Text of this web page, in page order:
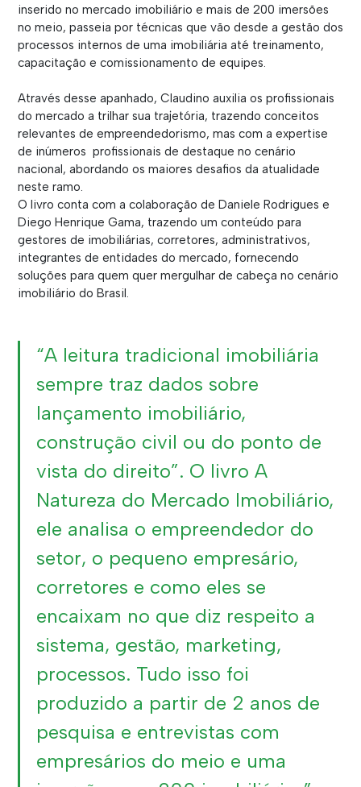
inserido no mercado imobiliário e mais de 200 imersões
no meio, passeia por técnicas que vão desde a gestão dos
processos internos de uma imobiliária até treinamento,
capacitação e comissionamento de equipes.
Através desse apanhado, Claudino auxilia os profissionais
do mercado a trilhar sua trajetória, trazendo conceitos
relevantes de empreendedorismo, mas com a expertise
de inúmeros profissionais de destaque no cenário
nacional, abordando os maiores desafios da atualidade
neste ramo.
O livro conta com a colaboração de Daniele Rodrigues e
Diego Henrique Gama, trazendo um conteúdo para
gestores de imobiliárias, corretores, administrativos,
integrantes de entidades do mercado, fornecendo
soluções para quem quer mergulhar de cabeça no cenário
imobiliário do Brasil.
“A leitura tradicional imobiliária
sempre traz dados sobre
lançamento imobiliário,
construção civil ou do ponto de
vista do direito”. O livro A
Natureza do Mercado Imobiliário,
ele analisa o empreendedor do
setor, o pequeno empresário,
corretores e como eles se
encaixam no que diz respeito a
sistema, gestão, marketing,
processos. Tudo isso foi
produzido a partir de 2 anos de
pesquisa e entrevistas com
empresários do meio e uma